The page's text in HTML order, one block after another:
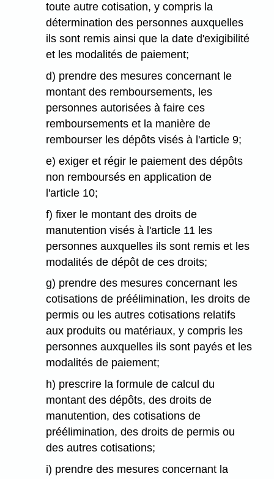
toute autre cotisation, y compris la
détermination des personnes auxquelles
ils sont remis ainsi que la date d'exigibilité
et les modalités de paiement;
d) prendre des mesures concernant le
montant des remboursements, les
personnes autorisées à faire ces
remboursements et la manière de
rembourser les dépôts visés à l'article 9;
e) exiger et régir le paiement des dépôts
non remboursés en application de
l'article 10;
f) fixer le montant des droits de
manutention visés à l'article 11 les
personnes auxquelles ils sont remis et les
modalités de dépôt de ces droits;
g) prendre des mesures concernant les
cotisations de préélimination, les droits de
permis ou les autres cotisations relatifs
aux produits ou matériaux, y compris les
personnes auxquelles ils sont payés et les
modalités de paiement;
h) prescrire la formule de calcul du
montant des dépôts, des droits de
manutention, des cotisations de
préélimination, des droits de permis ou
des autres cotisations;
i) prendre des mesures concernant la